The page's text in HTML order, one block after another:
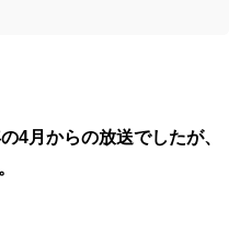
4月からの放送でしたが、